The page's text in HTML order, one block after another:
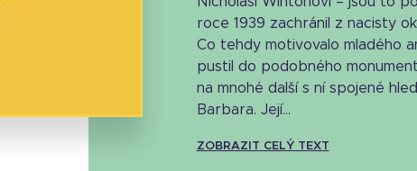
Stáhnout obálku
roce 1939 zachránil z nacisty
Co tehdy motivovalo mladého
pustil do podobného
na mnohé další s ní spojené
Barbara. Její...
ZOBRAZIT CELÝ TEXT